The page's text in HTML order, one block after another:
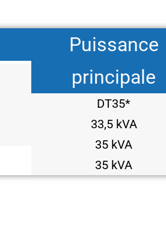
Puissance
principale
DT35*
33,5 kVA
35 kVA
35 kVA